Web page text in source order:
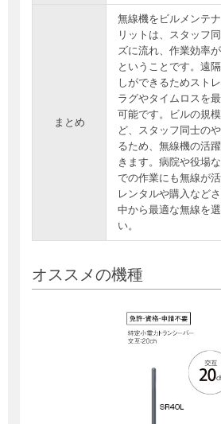
まとめ
無線機をビルメンテ
リットは、スタッフ
ズに流れ、作業効率
ということです。遠
しができるためスト
ラグやタイムロスを
可能です。ビルの規
ど、スタッフ同士の
るため、無線機の活
きます。病院や役場
での作業にも無線が
レンタルや購入など
中から最適な無線を
い。
オススメの機種